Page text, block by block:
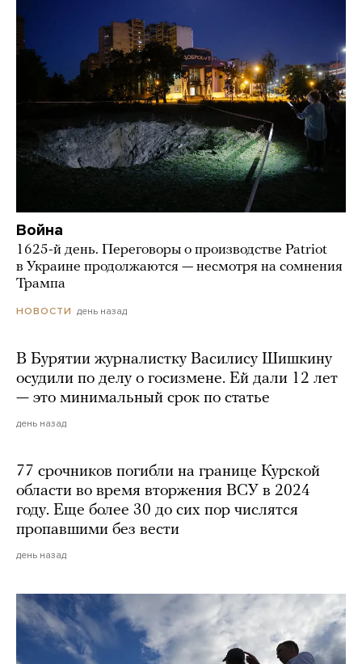
Война
1625-й день. Переговоры о производстве Patriot
в Украине продолжаются — несмотря на сомнения
Трампа
НОВОСТИ день назад
В Бурятии журналистку Василису Шишкину
осудили по делу о госизмене. Ей дали 12 лет
— это минимальный срок по статье
день назад
77 срочников погибли на границе Курской
области во время вторжения ВСУ в 2024
году. Еще более 30 до сих пор числятся
пропавшими без вести
день назад